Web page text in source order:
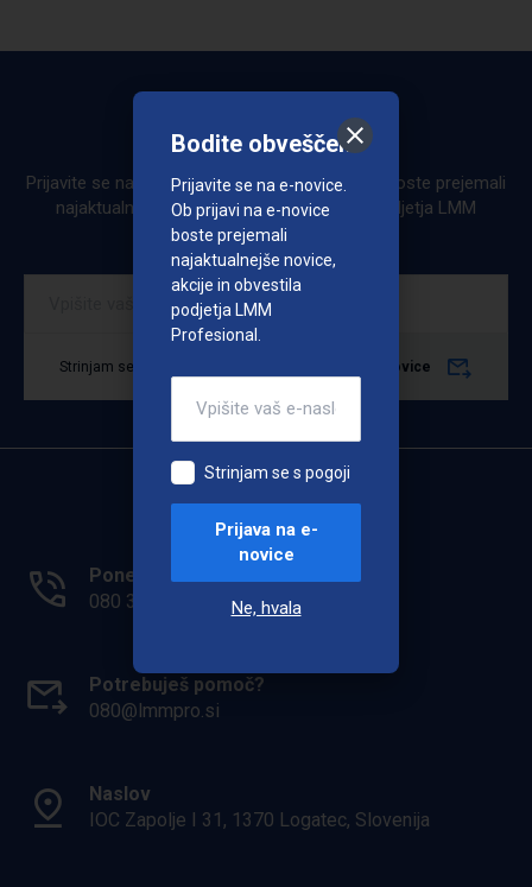
Bodite obveščeni
Prijavite se na e-novice. Ob prijavi na e-novice boste prejemali
najaktualnejše novice, akcije in obvestila podjetja LMM
Profesional.
Strinjam se s pogoji Prijava na e-novice
Ponedeljek - Petek: 7.00 - 15.00
080 33 36
Potrebuješ pomoč?
080@lmmpro.si
Naslov
IOC Zapolje I 31, 1370 Logatec, Slovenija
Bodite obveščeni
Prijavite se na e-novice.
Ob prijavi na e-novice
boste prejemali
najaktualnejše novice,
akcije in obvestila
podjetja LMM
Profesional.
Strinjam se s pogoji
Prijava na e-
novice
Ne, hvala